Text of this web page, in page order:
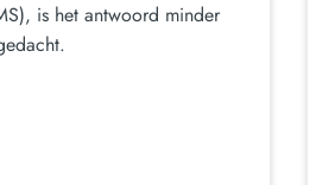
is het antwoord minder